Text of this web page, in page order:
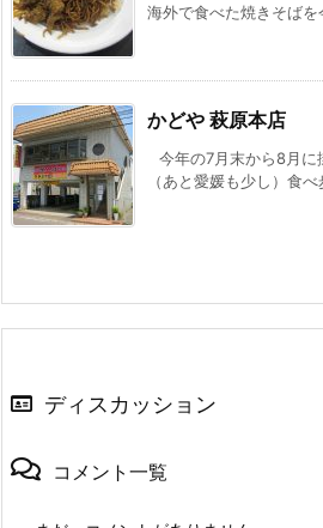
海外で食べた焼きそば
かどや 萩原本店
今年の7月末から8月に
（あと愛媛も少し）食
ディスカッション
コメント一覧